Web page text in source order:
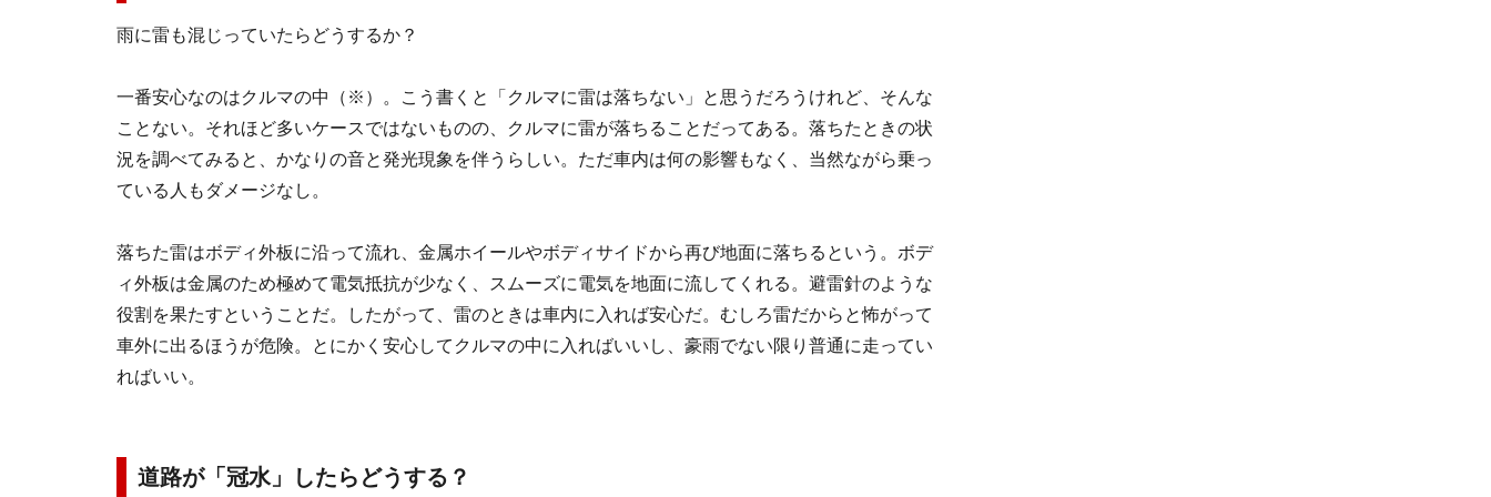
雨に雷も混じっていたらどうするか？
一番安心なのはクルマの中（※）。こう書くと「クルマに雷は落ちない」と思うだろうけれど、そんな
ことない。それほど多いケースではないものの、クルマに雷が落ちることだってある。落ちたときの状
況を調べてみると、かなりの音と発光現象を伴うらしい。ただ車内は何の影響もなく、当然ながら乗っ
ている人もダメージなし。
落ちた雷はボディ外板に沿って流れ、金属ホイールやボディサイドから再び地面に落ちるという。ボデ
ィ外板は金属のため極めて電気抵抗が少なく、スムーズに電気を地面に流してくれる。避雷針のような
役割を果たすということだ。したがって、雷のときは車内に入れば安心だ。むしろ雷だからと怖がって
車外に出るほうが危険。とにかく安心してクルマの中に入ればいいし、豪雨でない限り普通に走ってい
ればいい。
道路が「冠水」したらどうする？